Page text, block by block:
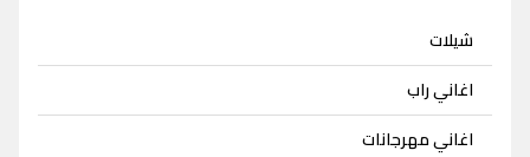
شيلات
اغاني راب
اغاني مهرجانات